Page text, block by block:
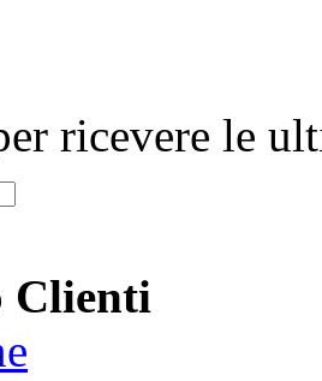
ricevere le
Clienti